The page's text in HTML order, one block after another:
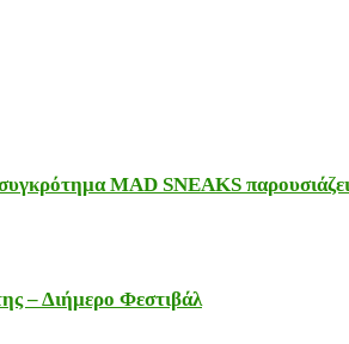
MAD SNEAKS
– Διήμερο Φεστιβάλ